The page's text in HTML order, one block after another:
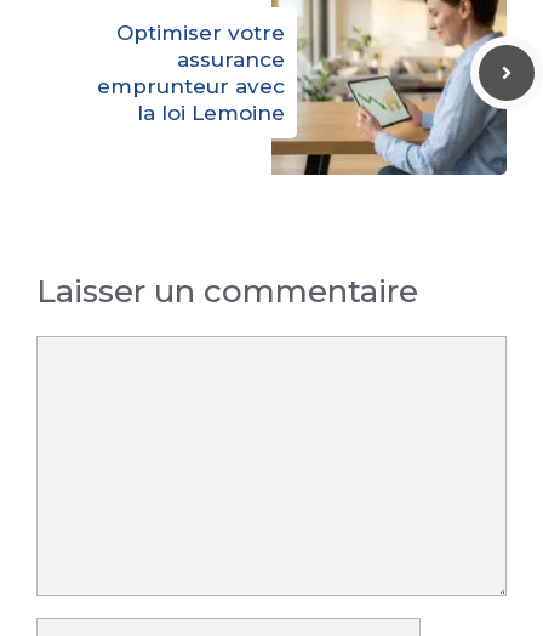
Optimiser votre
assurance
emprunteur avec
la loi Lemoine
Laisser un commentaire